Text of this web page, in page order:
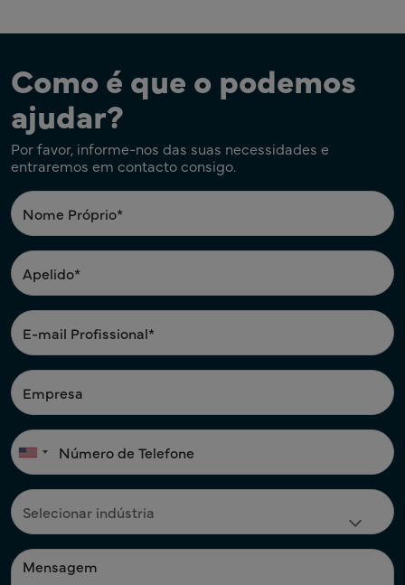
Como é que o podemos
ajudar?
Por favor, informe-nos das suas necessidades e
entraremos em contacto consigo.